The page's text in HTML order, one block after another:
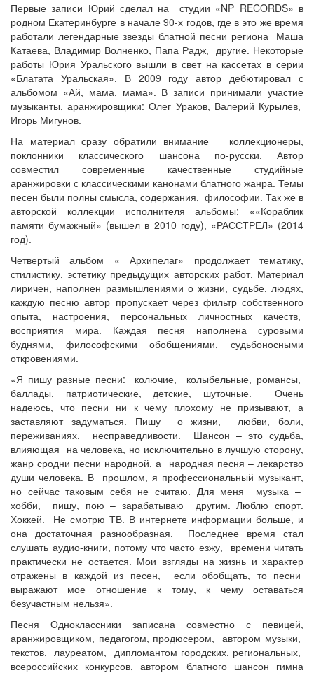
Первые записи Юрий сделал на студии «NP RECORDS» в
родном Екатеринбурге в начале 90-х годов, где в это же время
работали легендарные звезды блатной песни региона Маша
Катаева, Владимир Волненко, Папа Радж, другие. Некоторые
работы Юрия Уральского вышли в свет на кассетах в серии
«Блатата Уральская». В 2009 году автор дебютировал с
альбомом «Ай, мама, мама». В записи принимали участие
музыканты, аранжировщики: Олег Ураков, Валерий Курылев,
Игорь Мигунов.
На материал сразу обратили внимание коллекционеры,
поклонники классического шансона по-русски. Автор
совместил современные качественные студийные
аранжировки с классическими канонами блатного жанра. Темы
песен были полны смысла, содержания, философии. Так же в
авторской коллекции исполнителя альбомы: ««Кораблик
памяти бумажный» (вышел в 2010 году), «РАССТРЕЛ» (2014
год).
Четвертый альбом « Архипелаг» продолжает тематику,
стилистику, эстетику предыдущих авторских работ. Материал
лиричен, наполнен размышлениями о жизни, судьбе, людях,
каждую песню автор пропускает через фильтр собственного
опыта, настроения, персональных личностных качеств,
восприятия мира. Каждая песня наполнена суровыми
буднями, философскими обобщениями, судьбоносными
откровениями.
«Я пишу разные песни: колючие, колыбельные, романсы,
баллады, патриотические, детские, шуточные. Очень
надеюсь, что песни ни к чему плохому не призывают, а
заставляют задуматься. Пишу о жизни, любви, боли,
переживаниях, несправедливости. Шансон – это судьба,
влияющая на человека, но исключительно в лучшую сторону,
жанр сродни песни народной, а народная песня – лекарство
души человека. В прошлом, я профессиональный музыкант,
но сейчас таковым себя не считаю. Для меня музыка –
хобби, пишу, пою – зарабатываю другим. Люблю спорт.
Хоккей. Не смотрю ТВ. В интернете информации больше, и
она достаточная разнообразная. Последнее время стал
слушать аудио-книги, потому что часто езжу, времени читать
практически не остается. Мои взгляды на жизнь и характер
отражены в каждой из песен, если обобщать, то песни
выражают мое отношение к тому, к чему оставаться
безучастным нельзя».
Песня Одноклассники записана совместно с певицей,
аранжировщиком, педагогом, продюсером, автором музыки,
текстов, лауреатом, дипломантом городских, региональных,
всероссийских конкурсов, автором блатного шансон гимна